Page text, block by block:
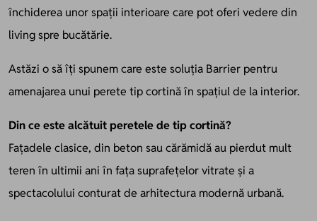
închiderea unor spații interioare care pot oferi vedere din
living spre bucătărie.
Astăzi o să îți spunem care este soluția Barrier pentru
amenajarea unui perete tip cortină în spațiul de la interior.
Din ce este alcătuit peretele de tip cortină?
Fațadele clasice, din beton sau cărămidă au pierdut mult
teren în ultimii ani în fața suprafețelor vitrate și a
spectacolului conturat de arhitectura modernă urbană.